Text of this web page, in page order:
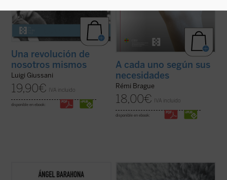
Una revolución de
nosotros mismos
Luigi Giussani
19,90€ IVA incluido
disponible en ebook:
A cada uno según sus
necesidades
Rémi Brague
18,00€ IVA incluido
disponible en ebook:
Las preguntas que surgen en este ensayo
son inquietantes: ¿por qué la hostilidad